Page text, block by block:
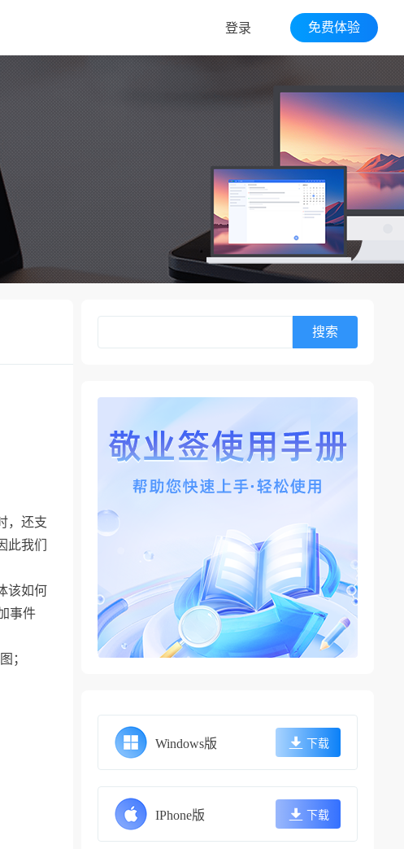
免费体验
登录
，还支
我们
该如何
事件
；
搜索
Windows版 下载
IPhone版 下载